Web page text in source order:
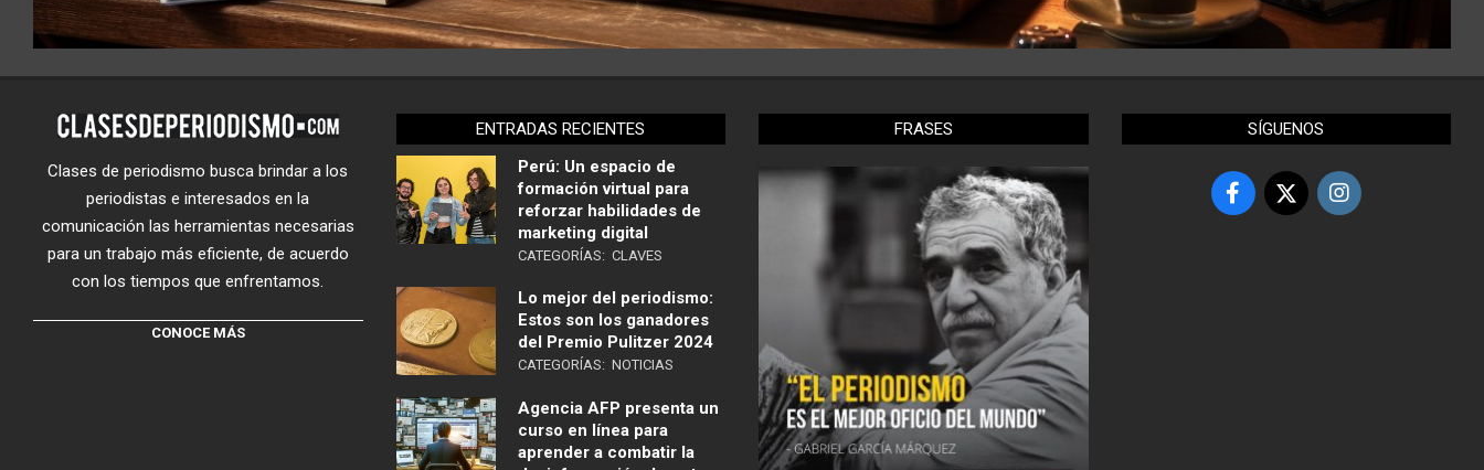
Clases de periodismo busca brindar a los
periodistas e interesados en la
comunicación las herramientas necesarias
para un trabajo más eficiente, de acuerdo
con los tiempos que enfrentamos.
CONOCE MÁS
ENTRADAS RECIENTES
Perú: Un espacio de
formación virtual para
reforzar habilidades de
marketing digital
CATEGORÍAS: CLAVES
Lo mejor del periodismo:
Estos son los ganadores
del Premio Pulitzer 2024
CATEGORÍAS: NOTICIAS
Agencia AFP presenta un
curso en línea para
aprender a combatir la
FRASES SÍGUENOS